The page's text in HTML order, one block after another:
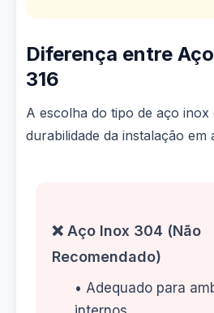
Diferença entre
316
A escolha do tipo de aço
durabilidade da instalação em
❌ Aço Inox 304 (Não
Recomendado)
• Adequado para